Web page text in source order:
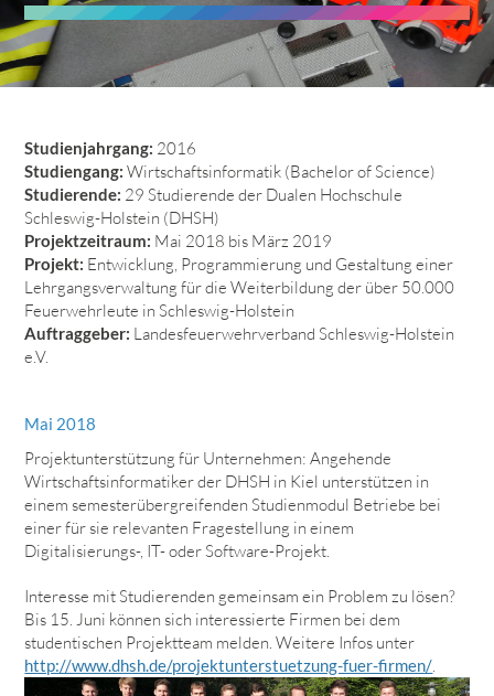
Studienjahrgang: 2016
Studiengang: Wirtschaftsinformatik (Bachelor of Science)
Studierende: 29 Studierende der Dualen Hochschule
Schleswig-Holstein (DHSH)
Projektzeitraum: Mai 2018 bis März 2019
Projekt: Entwicklung, Programmierung und Gestaltung einer
Lehrgangsverwaltung für die Weiterbildung der über 50.000
Feuerwehrleute in Schleswig-Holstein
Auftraggeber: Landesfeuerwehrverband Schleswig-Holstein
e.V.
Mai 2018
Projektunterstützung für Unternehmen: Angehende
Wirtschaftsinformatiker der DHSH in Kiel unterstützen in
einem semesterübergreifenden Studienmodul Betriebe bei
einer für sie relevanten Fragestellung in einem
Digitalisierungs-, IT- oder Software-Projekt.
Interesse mit Studierenden gemeinsam ein Problem zu lösen?
Bis 15. Juni können sich interessierte Firmen bei dem
studentischen Projektteam melden. Weitere Infos unter
http://www.dhsh.de/projektunterstuetzung-fuer-firmen/